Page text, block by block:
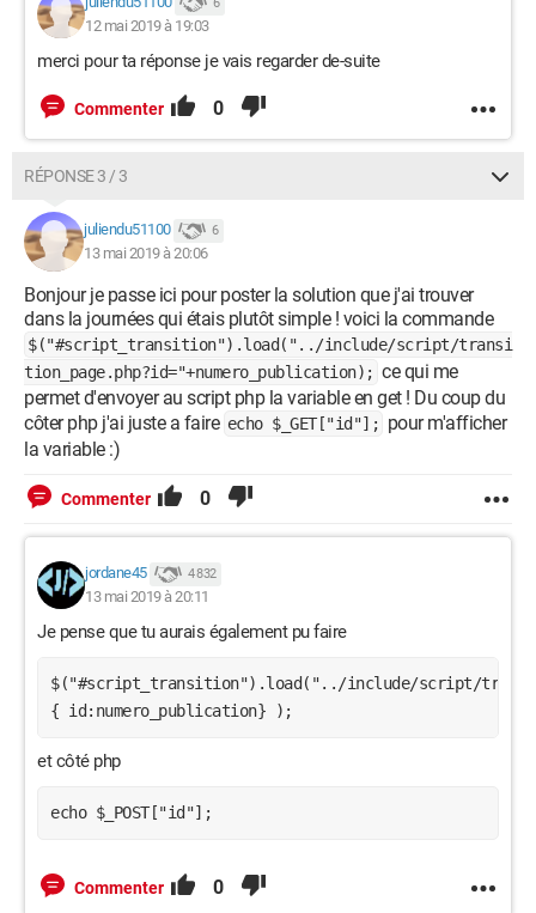
12 mai 2019 à 19:03
merci pour ta réponse je vais regarder de-suite
Commenter 0
RÉPONSE 3 / 3
juliendu51100 6
13 mai 2019 à 20:06
Bonjour je passe ici pour poster la solution que j'ai trouver
dans la journées qui étais plutôt simple ! voici la commande
$("#script_transition").load("../include/script/transi
tion_page.php?id="+numero_publication); ce qui me
permet d'envoyer au script php la variable en get ! Du coup du
côter php j'ai juste a faire echo $_GET["id"]; pour m'afficher
la variable :)
Commenter 0
jordane45 4 832
13 mai 2019 à 20:11
Je pense que tu aurais également pu faire
$("#script_transition").load("../include/script/
et côté php
Commenter 0